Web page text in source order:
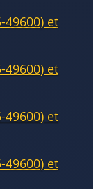
49600) et
49600) et
49600) et
49600) et